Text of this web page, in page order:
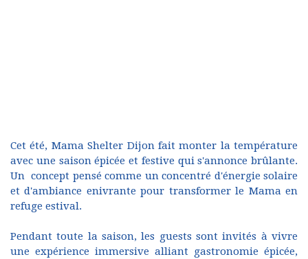
Cet été, Mama Shelter Dijon fait monter la température
avec une saison épicée et festive qui s'annonce brûlante.
Un concept pensé comme un concentré d'énergie solaire
et d'ambiance enivrante pour transformer le Mama en
refuge estival.
Pendant toute la saison, les guests sont invités à vivre
une expérience immersive alliant gastronomie épicée,